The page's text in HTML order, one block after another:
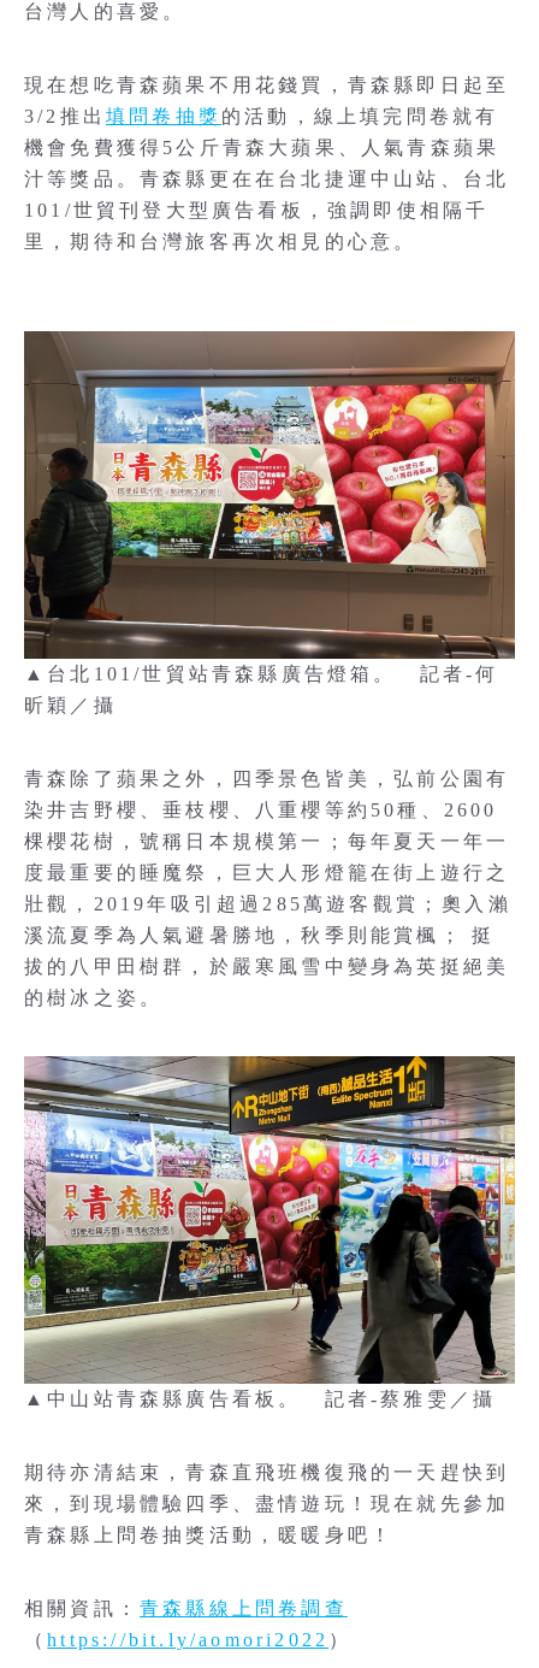
台灣人的喜愛。
現在想吃青森蘋果不用花錢買，青森縣即日起至
3/2推出 填問卷抽獎 的活動，線上填完問卷就有
機會免費獲得5公斤青森大蘋果、人氣青森蘋果
汁等獎品。青森縣更在在台北捷運中山站、台北
101/世貿刊登大型廣告看板，強調即使相隔千
里，期待和台灣旅客再次相見的心意。
▲台北101/世貿站青森縣廣告燈箱。 記者-何
昕穎／攝
青森除了蘋果之外，四季景色皆美，弘前公園有
染井吉野櫻、垂枝櫻、八重櫻等約50種、2600
棵櫻花樹，號稱日本規模第一；每年夏天一年一
度最重要的睡魔祭，巨大人形燈籠在街上遊行之
壯觀，2019年吸引超過285萬遊客觀賞；奧入瀨
溪流夏季為人氣避暑勝地，秋季則能賞楓； 挺
拔的八甲田樹群，於嚴寒風雪中變身為英挺絕美
的樹冰之姿。
▲中山站青森縣廣告看板。 記者-蔡雅雯／攝
期待亦清結束，青森直飛班機復飛的一天趕快到
來，到現場體驗四季、盡情遊玩！現在就先參加
青森縣上問卷抽獎活動，暖暖身吧！
相關資訊： 青森縣線上問卷調查
（https://bit.ly/aomori2022 ）